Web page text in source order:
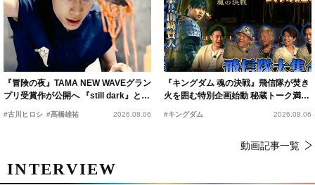
『冒険の夜』TAMA NEW WAVEグラン
プリ受賞作が公開へ 『still dark』と同
時上映決定
#古川ヒロシ #髙橋雄祐 2026.08.06
『キングダム 魂の決戦』飛信隊が焚き
火を囲む特別企画始動 秘蔵トーク満載
の“キングダムキャンプ”開催
#キングダム 2026.08.06
動画記事一覧
INTERVIEW